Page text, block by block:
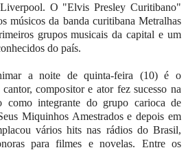
O "Elvis Presley Curitibano"
músicos da banda curitibana Metralhas
grupos musicais da capital e um
do país.
a noite de quinta-feira (10) é o
compositor e ator fez sucesso na
como integrante do grupo carioca de
Miquinhos Amestrados e depois em
vários hits nas rádios do Brasil,
para filmes e novelas. Entre os